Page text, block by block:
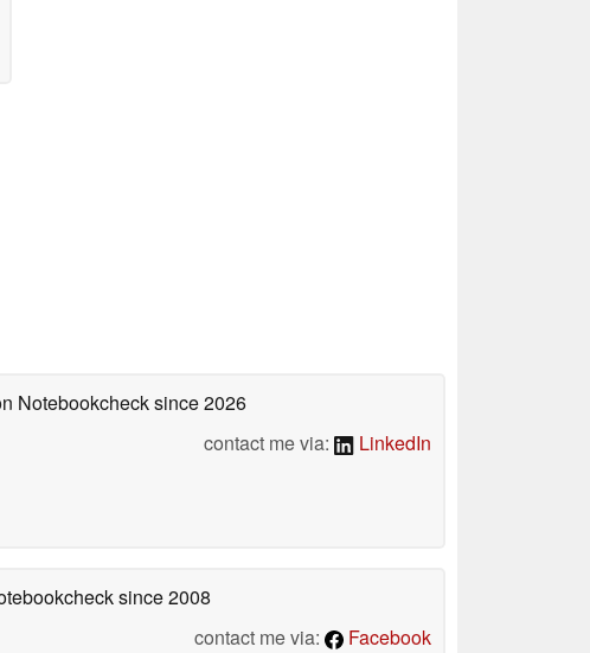
Notebookchecksince 2026
contact me via:
LinkedIn
since 2008
contact me via:
Facebook